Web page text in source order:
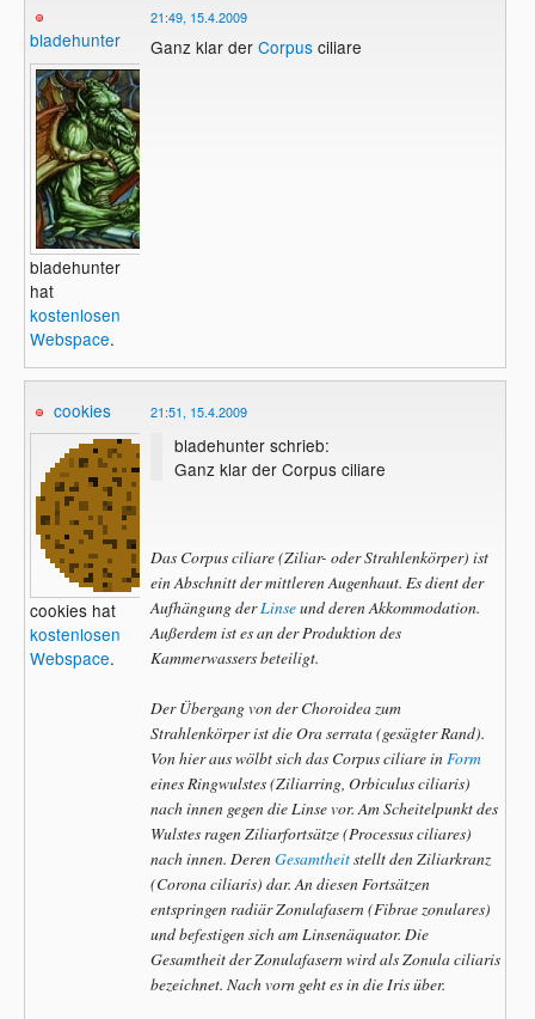
bladehunter
bladehunter
hat
kostenlosen
Webspace.
21:49, 15.4.2009
Ganz klar der Corpusciliare
cookies
cookies hat
kostenlosen
Webspace.
21:51, 15.4.2009
bladehunter schrieb:
Ganz klar der Corpus ciliare
Das Corpus ciliare (Ziliar- oder Strahlenkörper) ist
ein Abschnitt der mittleren Augenhaut. Es dient der
Aufhängung derLinseund deren Akkommodation.
Außerdem ist es an der Produktion des
Kammerwassers beteiligt.
Der Übergang von der Choroidea zum
Strahlenkörper ist die Ora serrata (gesägter Rand).
Von hier aus wölbt sich das Corpus ciliare inForm
eines Ringwulstes (Ziliarring, Orbiculus ciliaris)
nach innen gegen die Linse vor. Am Scheitelpunkt des
Wulstes ragen Ziliarfortsätze (Processus ciliares)
nach innen. DerenGesamtheitstellt den Ziliarkranz
(Corona ciliaris) dar. An diesen Fortsätzen
entspringen radiär Zonulafasern (Fibrae zonulares)
und befestigen sich am Linsenäquator. Die
Gesamtheit der Zonulafasern wird als Zonula ciliaris
bezeichnet. Nach vorn geht es in die Iris über.